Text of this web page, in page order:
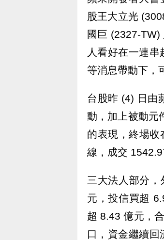
股王大立光
國巨 (2327-
人看好在一連
等消息帶動下，
台股昨 (4) 日由
動，加上被動元
的表現，終場收
線，成交
三大法人部分
元，投信買超
超 8.43 億元，
口，資金繼續回